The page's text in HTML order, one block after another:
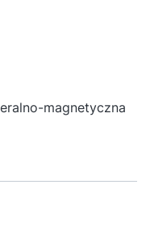
magnetyczna